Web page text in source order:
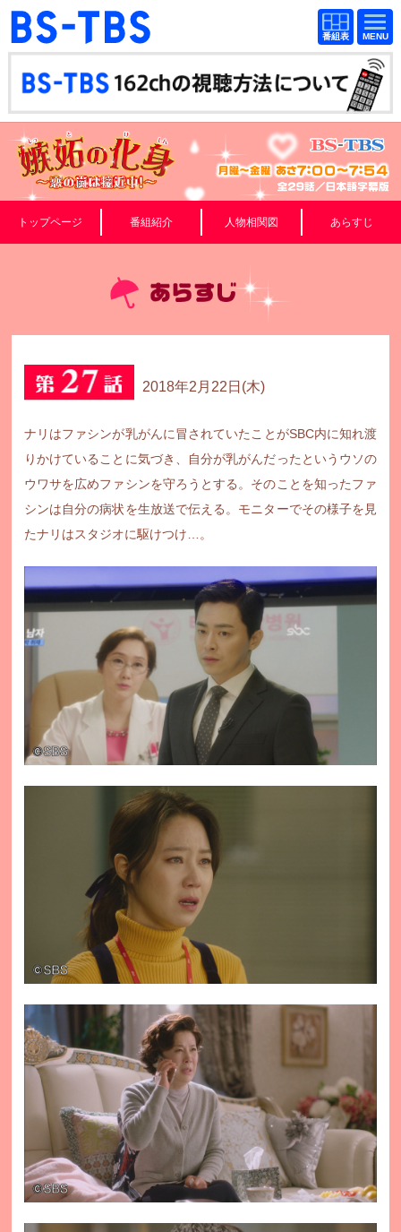
BS-TBS
番組
表
BS-TBS
番組
表
ドラマ 映画
紀行 報道
教養 スポーツ
音楽 エンタメ
アニメ ファンクラブ
視聴方法 4K放送
イベント
ご意見・ご感想 会社情報
トップページ 番組紹介 人物相関図 あらすじ
2018年2月22日(木)
ナリはファシンが乳がんに冒されていたことがSBC内に知れ渡
りかけていることに気づき、自分が乳がんだったというウソの
ウワサを広めファシンを守ろうとする。そのことを知ったファ
シンは自分の病状を生放送で伝える。モニターでその様子を見
たナリはスタジオに駆けつけ…。